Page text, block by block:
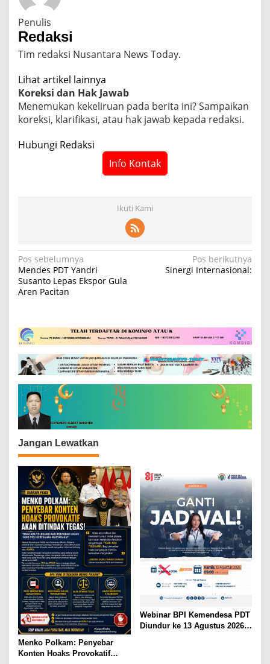
Penulis
Redaksi
Tim redaksi Nusantara News Today.
Lihat artikel lainnya
Koreksi dan Hak Jawab
Menemukan kekeliruan pada berita ini? Sampaikan
koreksi, klarifikasi, atau hak jawab kepada redaksi.
Hubungi Redaksi
Info Kontak
Ikuti Kami
N
a
v
g
a
s
i
p
o
s
Pos sebelumnya
Mendes PDT Yandri
Susanto Lepas Ekspor Gula
Aren Pacitan
Pos berikutnya
Sinergi Internasional:
Jangan Lewatkan
Menko Polkam: Penyebar
Konten Hoaks Provokatif
Webinar BPI Kemendesa PDT
Diundur ke 13 Agustus 2026,